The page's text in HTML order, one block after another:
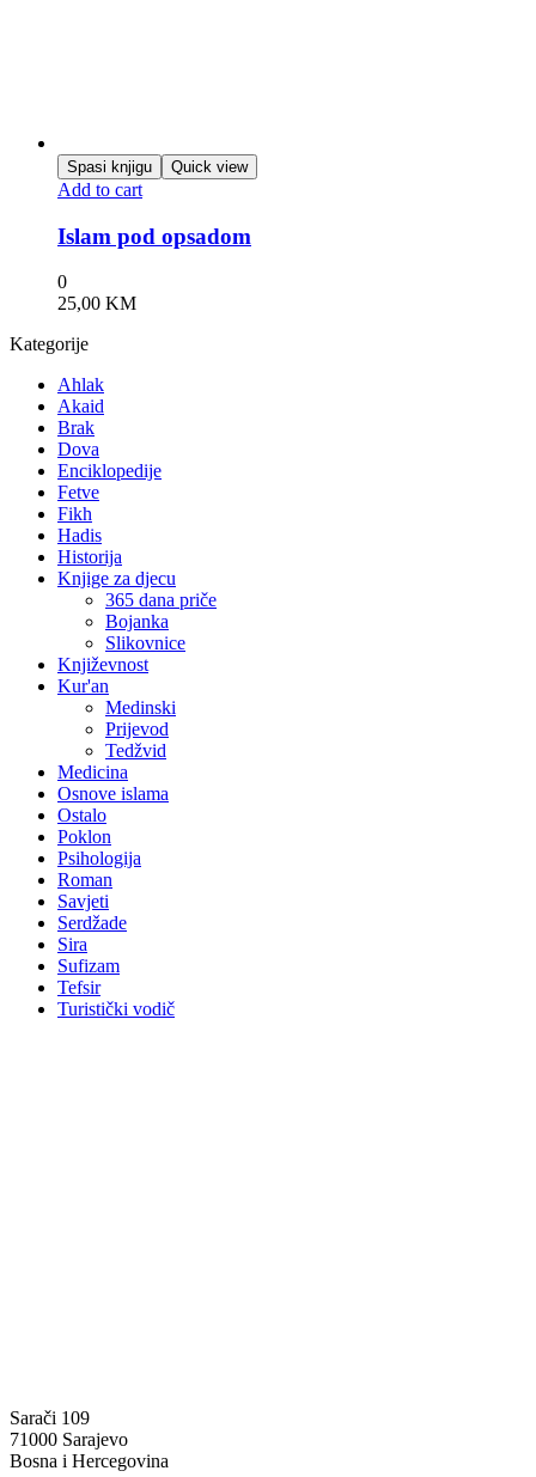
Spasi knjigu Quick view
Add to cart
Islam pod opsadom
0
25,00 KM
Kategorije
Ahlak
Akaid
Brak
Dova
Enciklopedije
Fetve
Fikh
Hadis
Historija
Knjige za djecu
365 dana priče
Bojanka
Slikovnice
Književnost
Kur'an
Medinski
Prijevod
Tedžvid
Medicina
Osnove islama
Ostalo
Poklon
Psihologija
Roman
Savjeti
Serdžade
Sira
Sufizam
Tefsir
Turistički vodič
Sarači 109
71000 Sarajevo
Bosna i Hercegovina